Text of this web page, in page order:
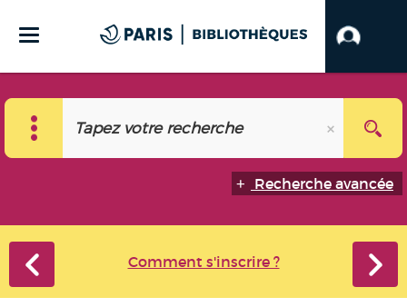
Recherche avancée
Comment s'inscrire ?